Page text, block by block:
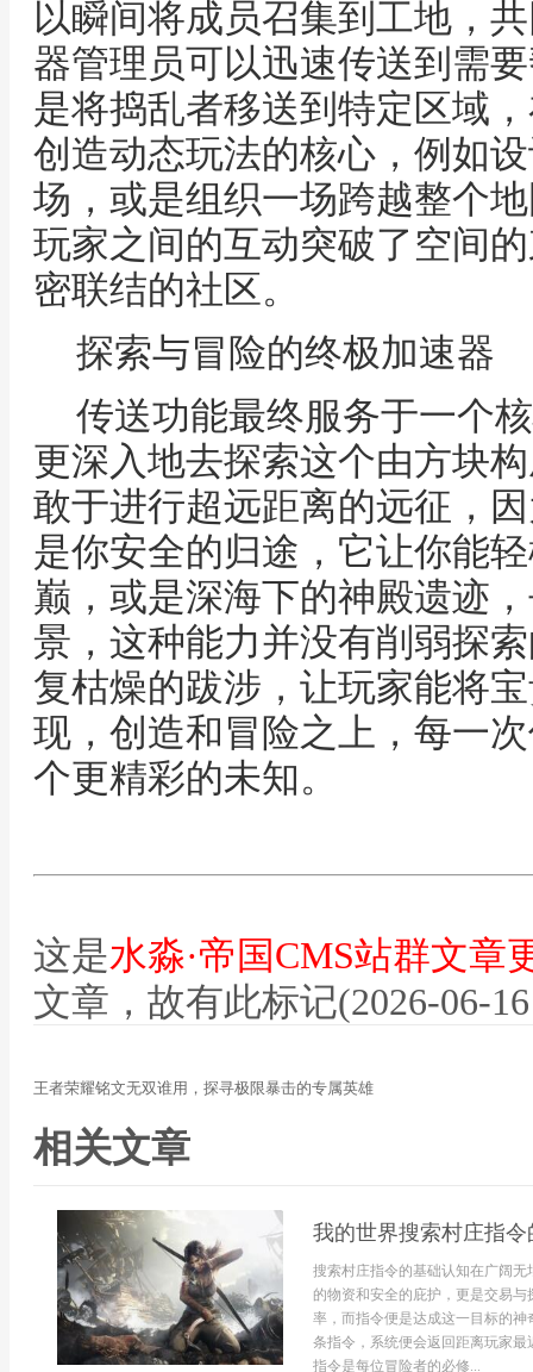
以瞬间将成员召集到工地，
器管理员可以迅速传送到需
是将捣乱者移送到特定区域
创造动态玩法的核心，例如
场，或是组织一场跨越整个
玩家之间的互动突破了空间
密联结的社区。
探索与冒险的终极加速器
传送功能最终服务于一个
更深入地去探索这个由方块
敢于进行超远距离的远征，
是你安全的归途，它让你能
巅，或是深海下的神殿遗迹
景，这种能力并没有削弱探
复枯燥的跋涉，让玩家能将
现，创造和冒险之上，每一
个更精彩的未知。
这是水淼·帝国CMS站群文章
文章，故有此标记(2026-06-
王者荣耀铭文无双谁用，探寻极限暴击的专属英雄
相关文章
我的世界搜索村庄指
搜索村庄指令的基础认知在广阔
的物资和安全的庇护，更是交易
率，而指令便是达成这一目标的神
条指令，系统便会返回距离玩家
指令是每位冒险者的必修...